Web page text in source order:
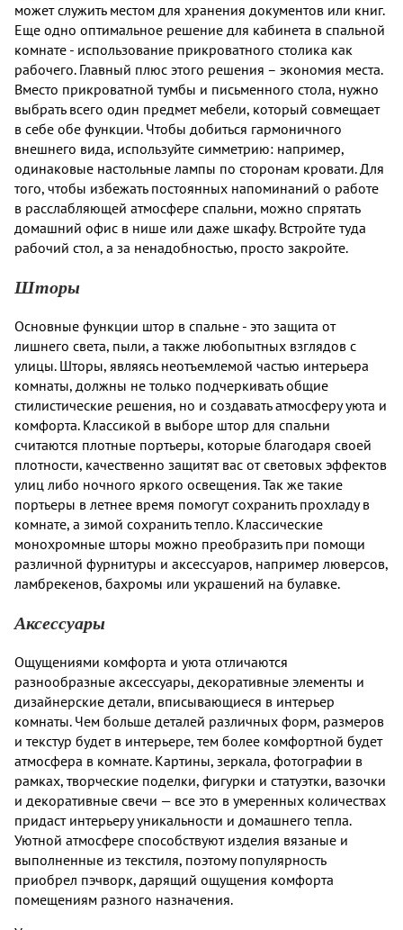
может служить местом для хранения документов или книг.
Еще одно оптимальное решение для кабинета в спальной
комнате - использование прикроватного столика как
рабочего. Главный плюс этого решения – экономия места.
Вместо прикроватной тумбы и письменного стола, нужно
выбрать всего один предмет мебели, который совмещает
в себе обе функции. Чтобы добиться гармоничного
внешнего вида, используйте симметрию: например,
одинаковые настольные лампы по сторонам кровати. Для
того, чтобы избежать постоянных напоминаний о работе
в расслабляющей атмосфере спальни, можно спрятать
домашний офис в нише или даже шкафу. Встройте туда
рабочий стол, а за ненадобностью, просто закройте.
Шторы
Основные функции штор в спальне - это защита от
лишнего света, пыли, а также любопытных взглядов с
улицы. Шторы, являясь неотъемлемой частью интерьера
комнаты, должны не только подчеркивать общие
стилистические решения, но и создавать атмосферу уюта и
комфорта. Классикой в выборе штор для спальни
считаются плотные портьеры, которые благодаря своей
плотности, качественно защитят вас от световых эффектов
улиц либо ночного яркого освещения. Так же такие
портьеры в летнее время помогут сохранить прохладу в
комнате, а зимой сохранить тепло. Классические
монохромные шторы можно преобразить при помощи
различной фурнитуры и аксессуаров, например люверсов,
ламбрекенов, бахромы или украшений на булавке.
Аксессуары
Ощущениями комфорта и уюта отличаются
разнообразные аксессуары, декоративные элементы и
дизайнерские детали, вписывающиеся в интерьер
комнаты. Чем больше деталей различных форм, размеров
и текстур будет в интерьере, тем более комфортной будет
атмосфера в комнате. Картины, зеркала, фотографии в
рамках, творческие поделки, фигурки и статуэтки, вазочки
и декоративные свечи — все это в умеренных количествах
придаст интерьеру уникальности и домашнего тепла.
Уютной атмосфере способствуют изделия вязаные и
выполненные из текстиля, поэтому популярность
приобрел пэчворк, дарящий ощущения комфорта
помещениям разного назначения.